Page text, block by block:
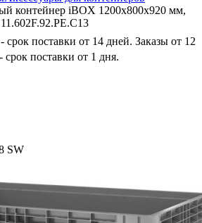
контейнер iBOX 1200х800х920 мм,
срок поставки от 14 дней. Заказы от 12
срок поставки от 1 дня.
SW